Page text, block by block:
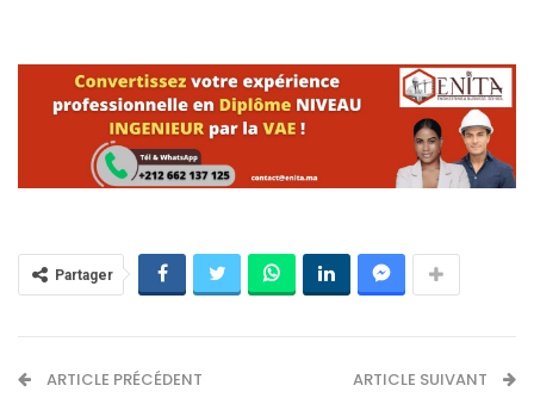
Partager
ARTICLE PRÉCÉDENT ARTICLE SUIVANT